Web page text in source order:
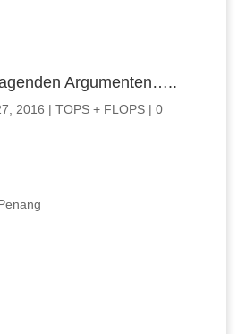
Argumenten…..
2016 | TOPS + FLOPS| 0